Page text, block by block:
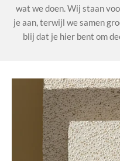
wat we doen. Wij staan
je aan, terwijl we samen
blij dat je hier bent om